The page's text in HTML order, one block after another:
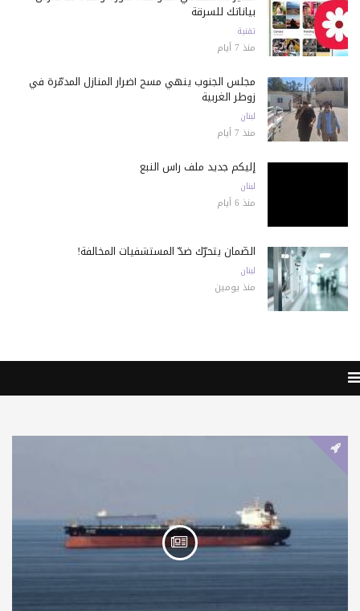
بياناتك للسرقة
تقنية
منذ 7 أيام
مجلس الجنوب ينهي مسح أضرار المنازل المدمّرة في
زوطر الغربية
لبنان
منذ 7 أيام
إليكم جديد ملف رأس النبع
لبنان
منذ 6 أيام
الضّمان يتحرّك ضدّ المستشفيات المخالفة!
لبنان
منذ يومين